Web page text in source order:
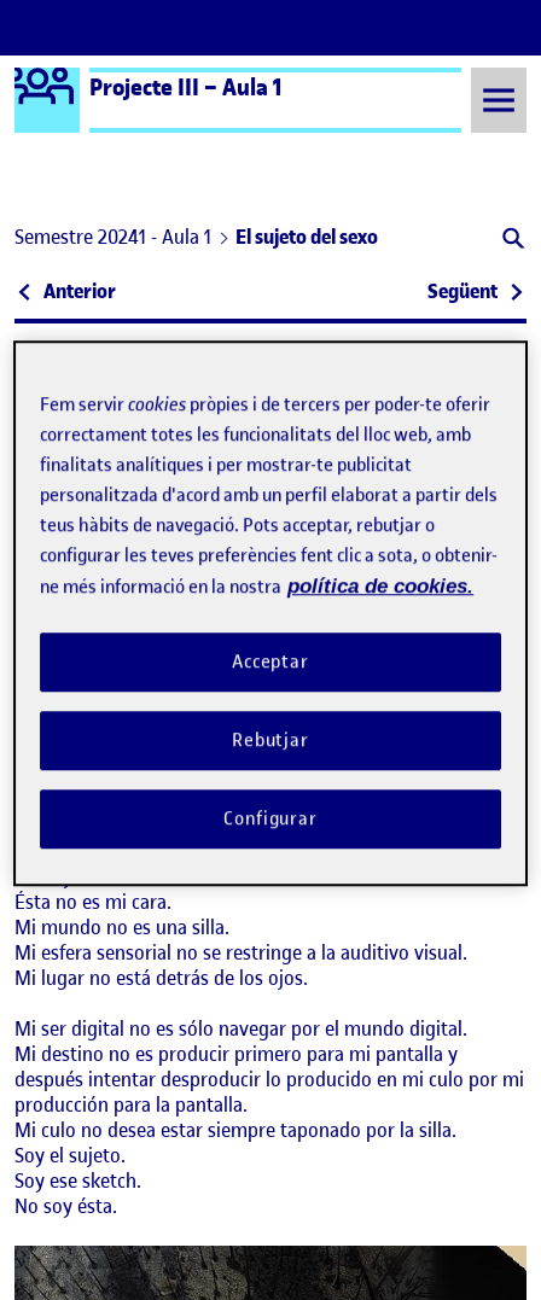
Saltar al contingut
Logo Ágora
Projecte III – Aula 1
Semestre 20241 - Aula 1 El sujeto del sexo
Navegació d'entrades
Anterior: Cuaderno de bitácora: EL SEXO VIOLADO y
Següent:
El sujeto del sexo
Publicat per
Úrsula Bischofberger Valdes
Visibilitat:Data de publicació
26 Oct. 2024 20 novembre, 2024 10:52 am
4 comentaris a El sujeto del sexo
Bischofberger U (2024)Yo no soy una bola en la cabeza. Mi
vida no es una silla.(Sketches blanco y negro)
Sketch número 4 de mi trabajo
https://ubischofbergerv.folio.uoc.edu/2024/10/25/sketches-
Texto del sketch:
Sketch número 4. Yo no soy una bola en la cabeza. Mi vida
Comentarios:
Puedo confirmarlo.
Ésta no es mi cara.
Mi mundo no es una silla.
Mi esfera sensorial no se restringe a la auditivo visual.
Mi lugar no está detrás de los ojos.
Mi ser digital no es sólo navegar por el mundo digital.
Mi destino no es producir primero para mi pantalla y
después intentar desproducir lo producido en mi culo por mi
producción para la pantalla.
Mi culo no desea estar siempre taponado por la silla.
Soy el sujeto.
Soy ese sketch.
No soy ésta.
Fem servircookies pròpies i de tercers per poder-te oferir
correctament totes les funcionalitats del lloc web, amb
finalitats analítiques i per mostrar-te publicitat
personalitzada d'acord amb un perfil elaborat a partir dels
teus hàbits de navegació. Pots acceptar, rebutjar o
configurar les teves preferències fent clic a sota, o obtenir-
ne més informació en la nostra política de cookies.
Rebutjar
Acceptar
Configurar